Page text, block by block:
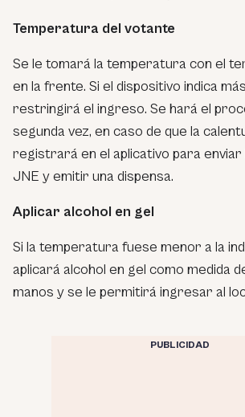
Temperatura del votante
Se le tomará la temperatura con el
en la frente. Si el dispositivo indica
restringirá el ingreso. Se hará el
segunda vez, en caso de que la
registrará en el aplicativo para enviar
JNE y emitir una dispensa.
Aplicar alcohol en gel
Si la temperatura fuese menor a la
aplicará alcohol en gel como medida
manos y se le permitirá ingresar al
PUBLICIDAD